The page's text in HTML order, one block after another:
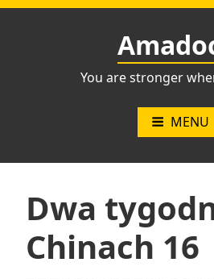
Przejdź
You are stronger
MENU
Dwa
Chinach 16